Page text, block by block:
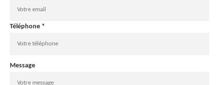
Téléphone *
Message